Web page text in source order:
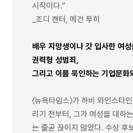
시작이다.”
_조디 캔터, 메건 투히
배우 지망생이나 갓 입사한 여
권력형 성범죄,
그리고 이를 묵인하는 기업문화
〈뉴욕타임스〉가 하비 와인스타
리기 전부터, 그가 여성을 대하
는 줄곧 끊이지 않았다. 수상 후